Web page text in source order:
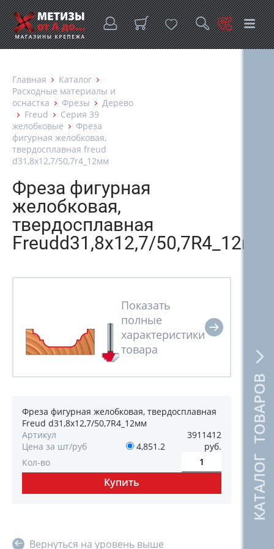
КАТАЛОГ ТОВАРОВ
Главная
Каталог
Расходные материалы и
оснастка
Фрезы
Дерево
Freud
Серия 39
желобковые
Фреза
фигурная желобковая,
твердосплавная freud
d31,8х12,7/50,7r4_12мм
Фреза фигурная
желобковая,
твердосплавная
Freudd31,8х12,7/50,7R4_12мм
Фреза фигурная желобковая, твердосплавная
Freud d31,8х12,7/50,7R4_12мм
Артикул
3911412
Цена за шт/руб
4,851.2
руб.
Кол-во
Вернуться на уровень выше